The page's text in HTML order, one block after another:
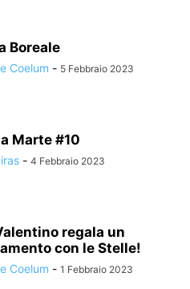
Boreale
Coelum - 5 Febbraio 2023
Marte #10
- 4 Febbraio 2023
regala un
con le Stelle!
Coelum - 1 Febbraio 2023